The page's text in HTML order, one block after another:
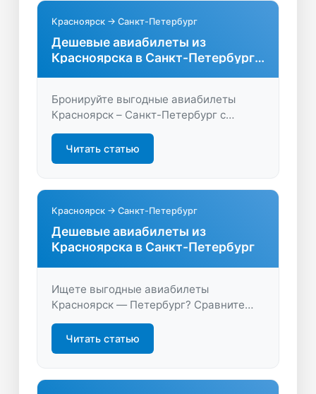
Красноярск → Санкт-Петербург
Дешевые авиабилеты из
Красноярска в Санкт-Петербург
Бронируйте выгодные авиабилеты
Красноярск – Санкт-Петербург с
удобным поиском на LastBilet.ru.
Сравните цены, найдите прямые рейсы
и сэкономьте на перелёте!
Читать статью
Красноярск → Санкт-Петербург
Дешевые авиабилеты из
Красноярска в Санкт-Петербург
Ищете выгодные авиабилеты
Красноярск — Петербург? Сравните
лучшие варианты перелётов и
сэкономьте на путешествии. Быстрый
актуальные предложения каждый день.
Читать статью